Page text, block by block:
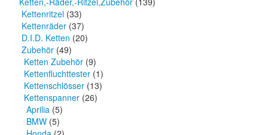
Kettenritzel (33)
Kettenräder (37)
D.I.D. Ketten (20)
Zubehör (49)
Ketten Zubehör (9)
Kettenfluchttester (1)
Kettenschlösser (13)
Kettenspanner (26)
Aprilia (5)
BMW (5)